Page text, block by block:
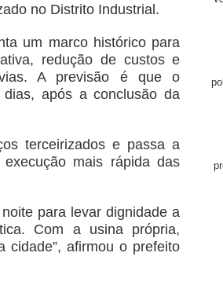
no Distrito Industrial.
um marco histórico para
redução de custos e
A previsão é que o
após a conclusão da
terceirizados e passa a
mais rápida das
para levar dignidade a
Com a usina própria,
cidade”, afirmou o prefeito